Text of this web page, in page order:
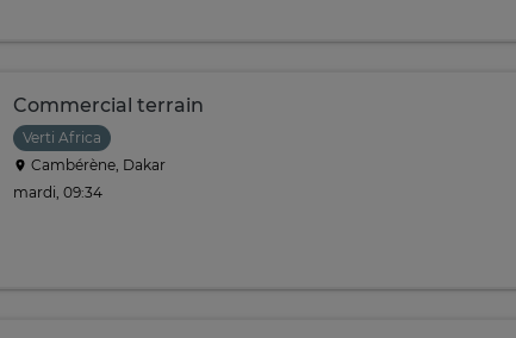
Commercial terrain
Verti Africa
Cambérène, Dakar
mardi, 09:34